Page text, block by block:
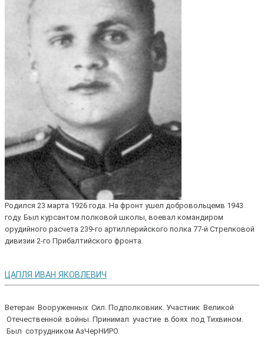
Родился 23 марта 1926 года. На фронт ушел добровольцемв 1943
году. Был курсантом полковой школы, воевал командиром
орудийного расчета 239-го артиллерийского полка 77-й Стрелковой
дивизии 2-го Прибалтийского фронта.
ЦАПЛЯ ИВАН ЯКОВЛЕВИЧ
Ветеран Вооруженных Сил. Подполковник. Участник Великой
Отечественной войны. Принимал участие в боях под Тихвином.
Был сотрудником АзЧерНИРО.